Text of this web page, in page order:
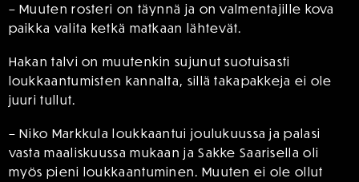
– Muuten rosteri on täynnä ja on valmentajille kova
paikka valita ketkä matkaan lähtevät.
Hakan talvi on muutenkin sujunut suotuisasti
loukkaantumisten kannalta, sillä takapakkeja ei ole
juuri tullut.
– Niko Markkula loukkaantui joulukuussa ja palasi
vasta maaliskuussa mukaan ja Sakke Saarisella oli
myös pieni loukkaantuminen. Muuten ei ole ollut